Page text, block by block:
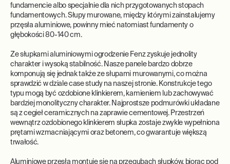
fundamencie albo specjalnie dla nich przygotowanych stopach
fundamentowych. Słupy murowane, między którymi zainstalujemy
przęsła aluminiowe, powinny mieć natomiast fundamenty o
głębokości 80-140 cm.
Ze słupkami aluminiowymi ogrodzenie Fenz zyskuje jednolity
charakter i wysoką stabilność. Nasze panele bardzo dobrze
komponują się jednak także ze słupami murowanymi, co można
sprawdzić w dziale case study na naszej stronie. Konstrukcje tego
typu mogą być ozdobione klinkierem, kamieniem lub zachowywać
bardziej monolityczny charakter. Najprostsze podmurówki układane
są z cegieł ceramicznych na zaprawie cementowej. Przestrzeń
wewnątrz ozdobionego klinkierem słupka zostaje zwykle wypełniona
prętami wzmacniającymi oraz betonem, co gwarantuje większą
trwałość.
Aluminiowe przęsła montuje się na przegubach słupków, biorąc pod